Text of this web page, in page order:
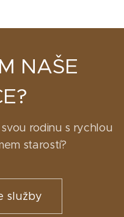
NAŠE
rodinu s rychlou
starostí?
služby